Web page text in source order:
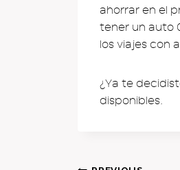
ahorrar en el
tener un auto
los viajes con
¿Ya te
disponibles.